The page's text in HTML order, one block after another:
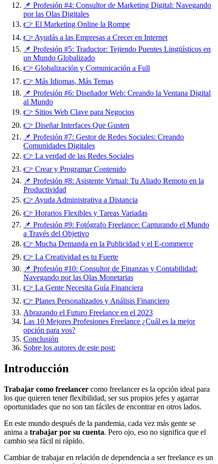
📌 Profesión #4: Consultor de Marketing Digital: Navegando
por las Olas Digitales
👉 El Marketing Online la Rompe
👉 Ayudás a las Empresas a Crecer en Internet
📌 Profesión #5: Traductor: Tejiendo Puentes Lingüísticos en
un Mundo Globalizado
👉 Globalización y Comunicación a Full
👉 Más Idiomas, Más Temas
📌 Profesión #6: Diseñador Web: Creando la Ventana Digital
al Mundo
👉 Sitios Web Clave para Negocios
👉 Diseñar Interfaces Que Gusten
📌 Profesión #7: Gestor de Redes Sociales: Creando
Comunidades Digitales
👉 La verdad de las Redes Sociales
👉 Crear y Programar Contenido
📌 Profesión #8: Asistente Virtual: Tu Aliado Remoto en la
Productividad
👉 Ayuda Administrativa a Distancia
👉 Horarios Flexibles y Tareas Variadas
📌 Profesión #9: Fotógrafo Freelance: Capturando el Mundo
a Través del Objetivo
👉 Mucha Demanda en la Publicidad y el E-commerce
👉 La Creatividad es tu Fuerte
📌 Profesión #10: Consultor de Finanzas y Contabilidad:
Navegando por las Olas Monetarias
👉 La Gente Necesita Guía Financiera
👉 Planes Personalizados y Análisis Financiero
Abrazando el Futuro Freelance en el 2023
Las 10 Mejores Profesiones Freelance ¿Cuál es la mejor
opción para vos?
Conclusión
Sobre los autores de este post:
Introducción
Trabajar como freelancer como freelancer es la opción ideal para
los que quieren tener flexibilidad, ser sus propios jefes y agarrar
oportunidades que no son tan fáciles de encontrar en otros lados.
En este mundo después de la pandemia, cada vez más gente se
anima a trabajar por su cuenta. Pero ojo, eso no significa que el
cambio sea fácil ni rápido.
Cambiar de trabajar en relación de dependencia a ser freelance es un